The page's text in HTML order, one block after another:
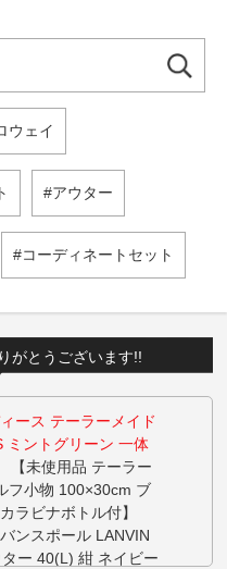
ウェイ
アウター
コーディネートセット
がとうございます!!
ース テーラーメイド
ミントグリーン 一体
【未使用品 テーラー
フ小物 100×30cm ブ
ラビナボトル付】
ンスポール LANVIN
ー 40(L) 紺 ネイビー